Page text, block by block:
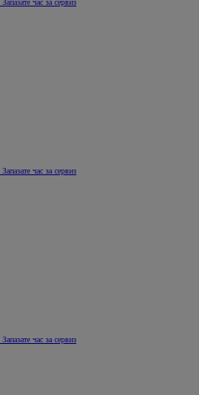
Запазате час за сервиз
Запазате час за сервиз
Запазате час за сервиз